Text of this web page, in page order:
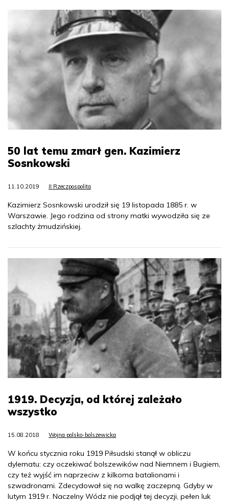
50 lat temu zmarł gen. Kazimierz
Sosnkowski
11.10.2019 II Rzeczpospolita
Kazimierz Sosnkowski urodził się 19 listopada 1885 r. w
Warszawie. Jego rodzina od strony matki wywodziła się ze
szlachty żmudzińskiej.
1919. Decyzja, od której zależało
wszystko
15.08.2018 Wojna polsko-bolszewicka
W końcu stycznia roku 1919 Piłsudski stanął w obliczu
dylematu: czy oczekiwać bolszewików nad Niemnem i Bugiem,
czy też wyjść im naprzeciw z kilkoma batalionami i
szwadronami. Zdecydował się na walkę zaczepną. Gdyby w
lutym 1919 r. Naczelny Wódz nie podjął tej decyzji, pełen luk